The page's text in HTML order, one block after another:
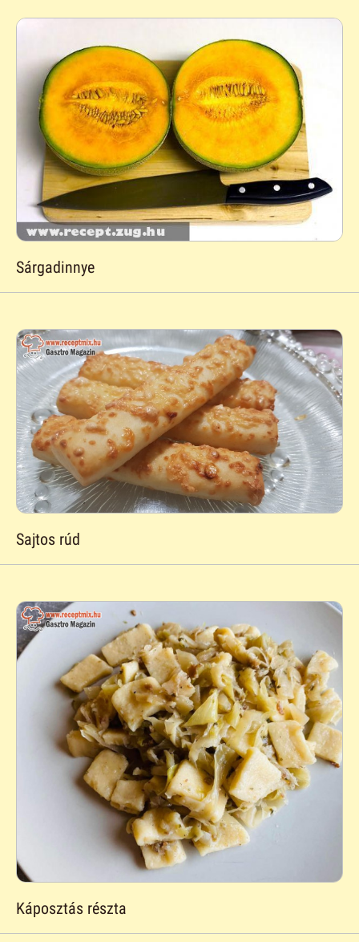
Sárgadinnye
Sajtos rúd
Káposztás részta